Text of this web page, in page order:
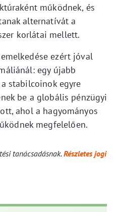
működnek, és
alternatívát a
korlátai mellett.
ezért jóval
egy újabb
stabilcoinok egyre
be a globális pénzügyi
ahol a hagyományos
megfelelően.
tanácsadásnak.Részletes jogi